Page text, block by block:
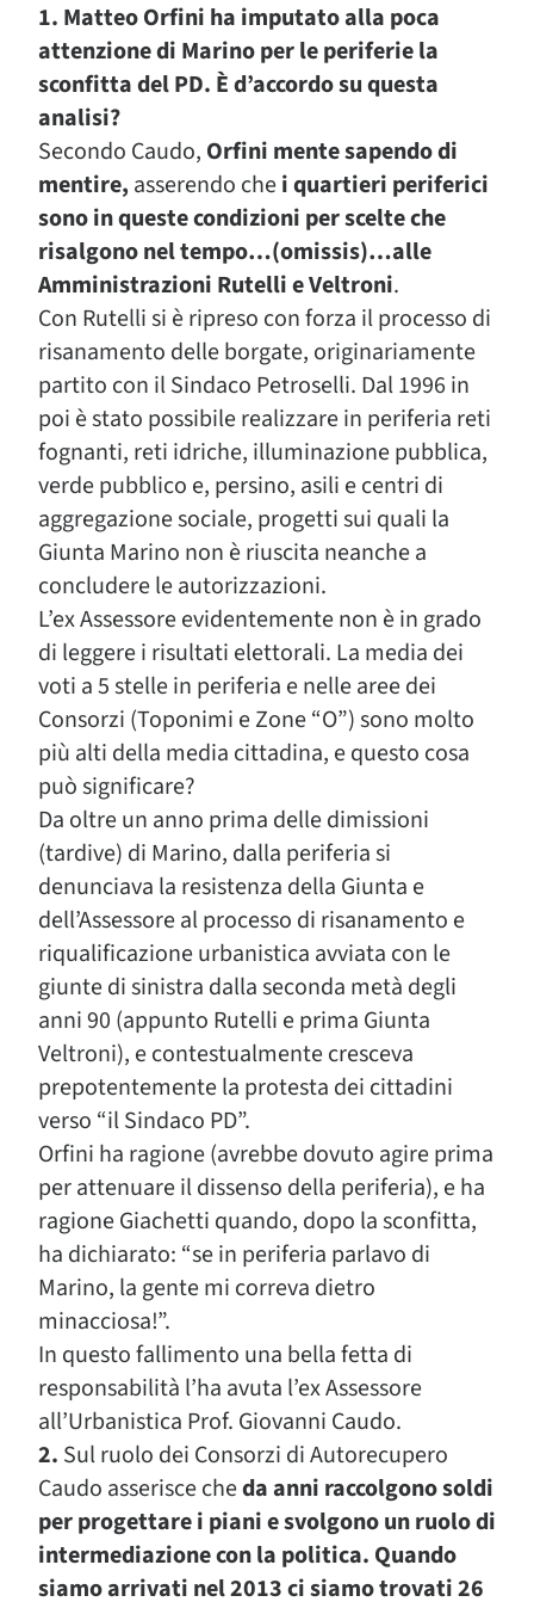
1. Matteo Orfini ha imputato alla poca
attenzione di Marino per le periferie la
sconfitta del PD. È d’accordo su questa
analisi?
Secondo Caudo, Orfini mente sapendo di
mentire, asserendo chei quartieri periferici
sono in queste condizioni per scelte che
risalgono nel tempo…(omissis)…alle
Amministrazioni Rutelli e Veltroni.
Con Rutelli si è ripreso con forza il processo di
risanamento delle borgate, originariamente
partito con il Sindaco Petroselli. Dal 1996 in
poi è stato possibile realizzare in periferia reti
fognanti, reti idriche, illuminazione pubblica,
verde pubblico e, persino, asili e centri di
aggregazione sociale, progetti sui quali la
Giunta Marino non è riuscita neanche a
concludere le autorizzazioni.
L’ex Assessore evidentemente non è in grado
di leggere i risultati elettorali. La media dei
voti a 5 stelle in periferia e nelle aree dei
Consorzi (Toponimi e Zone “O”) sono molto
più alti della media cittadina, e questo cosa
può significare?
Da oltre un anno prima delle dimissioni
(tardive) di Marino, dalla periferia si
denunciava la resistenza della Giunta e
dell’Assessore al processo di risanamento e
riqualificazione urbanistica avviata con le
giunte di sinistra dalla seconda metà degli
anni 90 (appunto Rutelli e prima Giunta
Veltroni), e contestualmente cresceva
prepotentemente la protesta dei cittadini
verso “il Sindaco PD”.
Orfini ha ragione (avrebbe dovuto agire prima
per attenuare il dissenso della periferia), e ha
ragione Giachetti quando, dopo la sconfitta,
ha dichiarato: “se in periferia parlavo di
Marino, la gente mi correva dietro
minacciosa!”.
In questo fallimento una bella fetta di
responsabilità l’ha avuta l’ex Assessore
all’Urbanistica Prof. Giovanni Caudo.
2. Sul ruolo dei Consorzi di Autorecupero
Caudo asserisce cheda anni raccolgono soldi
per progettare i piani e svolgono un ruolo di
intermediazione con la politica. Quando
siamo arrivati nel 2013 ci siamo trovati 26